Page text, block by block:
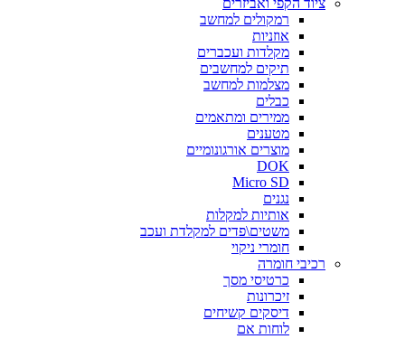
ציוד הקפי ואביזרים
רמקולים למחשב
אוזניות
מקלדות ועכברים
תיקים למחשבים
מצלמות למחשב
כבלים
ממירים ומתאמים
מטענים
מוצרים אורגונומיים
DOK
Micro SD
נגנים
אותיות למקלות
משטים\פדים למקלדת ועכב
חומרי ניקוי
רכיבי חומרה
כרטיסי מסך
זיכרונות
דיסקים קשיחים
לוחות אם